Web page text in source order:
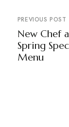
PREVIOUS POST
New Chef
Spring
Menu